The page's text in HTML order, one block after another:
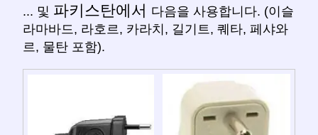
... 및 파키스탄에서 다음을 사용합니다. (이슬
라마바드, 라호르, 카라치, 길기트, 퀘타, 페샤와
르, 물탄 포함).